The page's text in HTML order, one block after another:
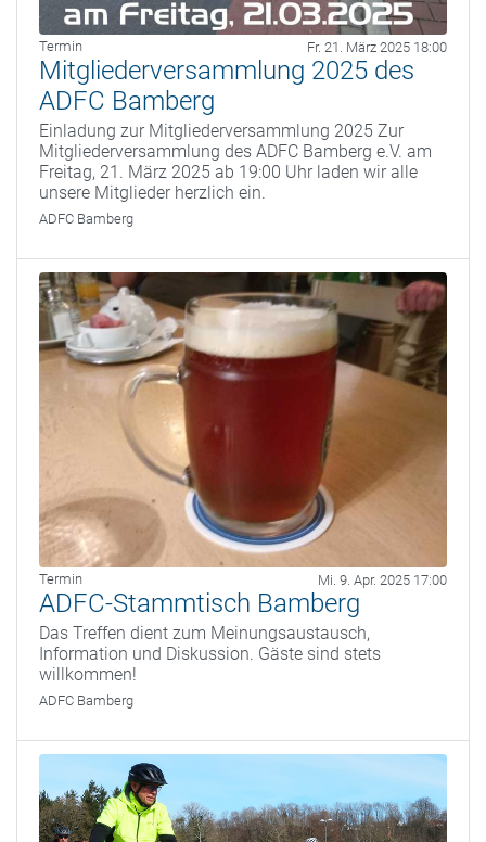
Termin Fr. 21. März 2025 18:00
Mitgliederversammlung 2025 des
ADFC Bamberg
Einladung zur Mitgliederversammlung 2025 Zur
Mitgliederversammlung des ADFC Bamberg e.V. am
Freitag, 21. März 2025 ab 19:00 Uhr laden wir alle
unsere Mitglieder herzlich ein.
ADFC Bamberg
Termin Mi. 9. Apr. 2025 17:00
ADFC-Stammtisch Bamberg
Das Treffen dient zum Meinungsaustausch,
Information und Diskussion. Gäste sind stets
willkommen!
ADFC Bamberg